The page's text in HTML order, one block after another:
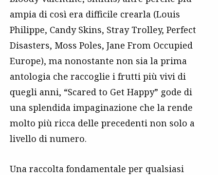
ampia di così era difficile crearla (Louis
Philippe, Candy Skins, Stray Trolley, Perfect
Disasters, Moss Poles, Jane From Occupied
Europe), ma nonostante non sia la prima
antologia che raccoglie i frutti più vivi di
quegli anni, “Scared to Get Happy” gode di
una splendida impaginazione che la rende
molto più ricca delle precedenti non solo a
livello di numero.
Una raccolta fondamentale per qualsiasi